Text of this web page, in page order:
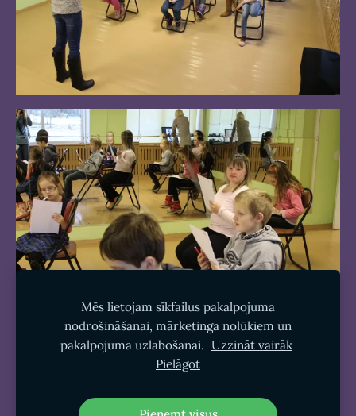
Sīkdatnes
Mēs lietojam sīkfailus pakalpojuma
nodrošināšanai, mārketinga nolūkiem un
pakalpojuma uzlabošanai. Uzzināt vairāk
Pielāgot